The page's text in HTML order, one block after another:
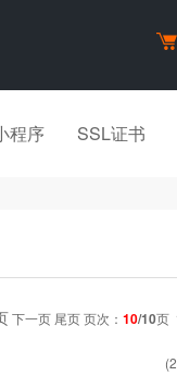
程序 SSL证书
下一页 尾页 页次： 10/10页